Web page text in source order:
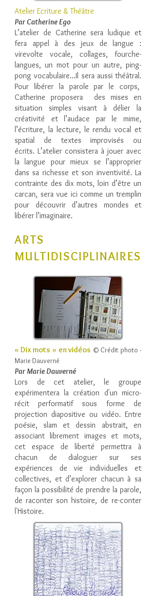
Atelier Ecriture & Théâtre
Par Catherine Ego
L’atelier de Catherine sera ludique et
fera appel à des jeux de langue :
virevolte vocale, collages, fourche-
langues, un mot pour un autre, ping-
pong vocabulaire…Il sera aussi théâtral.
Pour libérer la parole par le corps,
Catherine proposera des mises en
situation simples visant à délier la
créativité et l’audace par le mime,
l’écriture, la lecture, le rendu vocal et
spatial de textes improvisés ou
écrits. L’atelier consistera à jouer avec
la langue pour mieux se l’approprier
dans sa richesse et son inventivité. La
contrainte des dix mots, loin d’être un
carcan, sera vue ici comme un tremplin
pour découvrir d’autres mondes et
libérer l’imaginaire.
ARTS
MULTIDISCIPLINAIRES
« Dix mots » en vidéos © Crédit photo -
Marie Dauverné
Par Marie Dauverné
Lors de cet atelier, le groupe
expérimentera la création d'un micro-
récit performatif sous forme de
projection diapositive ou vidéo. Entre
poésie, slam et dessin abstrait, en
associant librement images et mots,
cet espace de liberté permettra à
chacun de dialoguer sur ses
expériences de vie individuelles et
collectives, et d’explorer chacun à sa
façon la possibilité de prendre la parole,
de raconter son histoire, de re-conter
l'Histoire.